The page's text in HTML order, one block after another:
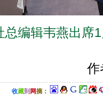
总编辑韦燕出席
收藏到 网摘：